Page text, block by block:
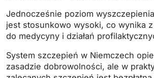
Jednocześnie poziom
jest stosunkowo wysoki, co wynika
do medycyny i działań
System szczepień w Niemczech
zasadzie dobrowolności, ale w